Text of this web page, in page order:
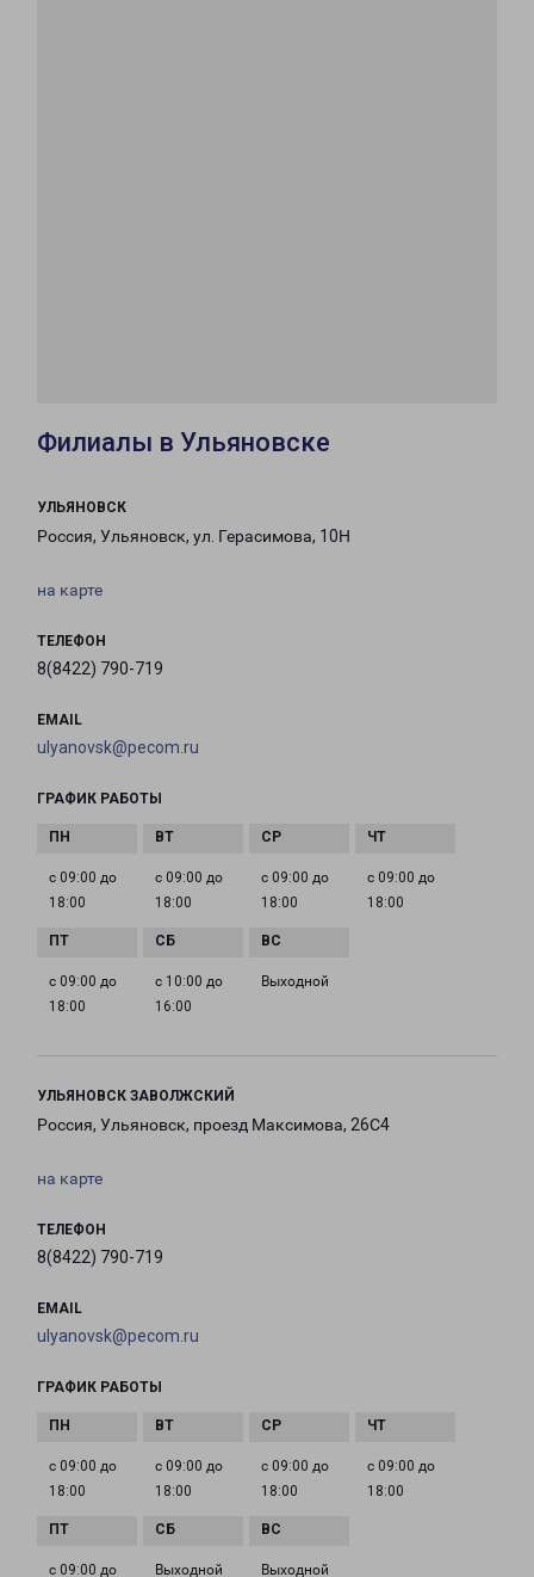
Филиалы в Ульяновске
УЛЬЯНОВСК
Россия, Ульяновск, ул. Герасимова, 10Н
на карте
ТЕЛЕФОН
8(8422) 790-719
EMAIL
ulyanovsk@pecom.ru
ГРАФИК РАБОТЫ
с 09:00 до
18:00
с 09:00 до
18:00
с 09:00 до
18:00
с 09:00 до
18:00
с 09:00 до
18:00
с 10:00 до
16:00
Выходной
УЛЬЯНОВСК ЗАВОЛЖСКИЙ
Россия, Ульяновск, проезд Максимова, 26С4
на карте
ТЕЛЕФОН
8(8422) 790-719
EMAIL
ulyanovsk@pecom.ru
ГРАФИК РАБОТЫ
с 09:00 до
18:00
с 09:00 до
18:00
с 09:00 до
18:00
с 09:00 до
18:00
с 09:00 до Выходной Выходной